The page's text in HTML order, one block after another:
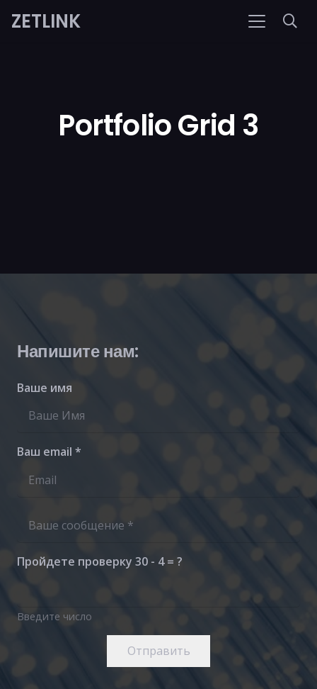
ZETLINK
Portfolio Grid 3
Напишите нам:
Ваше имя
Ваш email *
Пройдете проверку 30 - 4 = ?
Введите число
Отправить